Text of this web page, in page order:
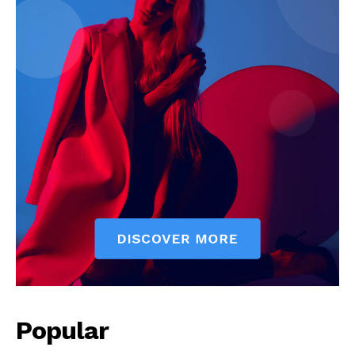
My account
Klinik Gigi
Klinik Gigi Surabaya
Klinik Gigi Terdekat
Klinik Gigi terbaik
Popular